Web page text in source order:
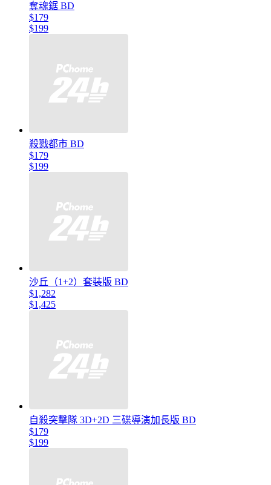
奪魂鋸 BD
$179
$199
殺戮都市 BD
$179
$199
沙丘（1+2）套裝版 BD
$1,282
$1,425
自殺突擊隊 3D+2D 三碟導演加長版 BD
$179
$199